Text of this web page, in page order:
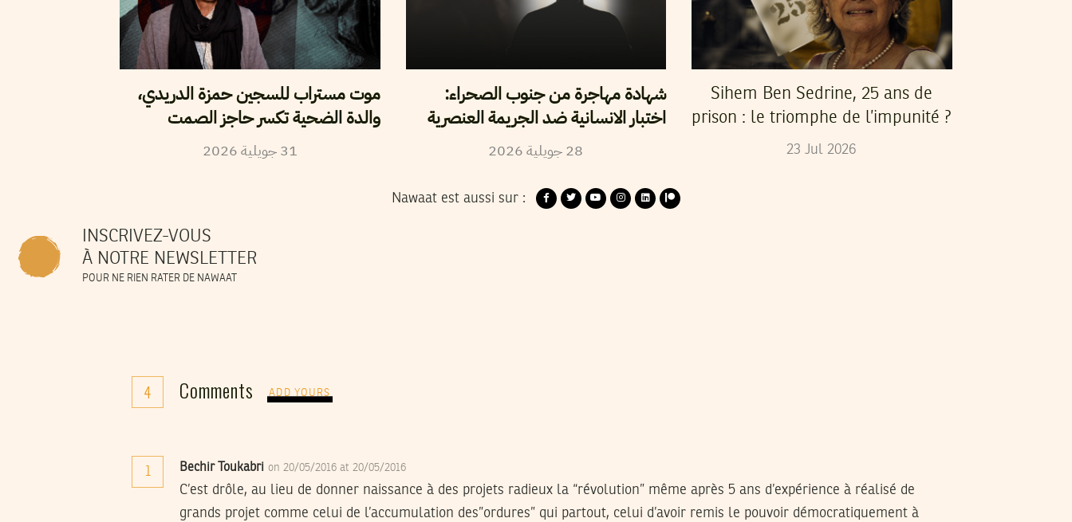
موت مستراب للسجين حمزة الدريدي،
والدة الضحية تكسر حاجز الصمت
31جويلية2026
شهادة مهاجرة من جنوب الصحراء:
اختبار الانسانية ضد الجريمة العنصرية
28جويلية 2026
Sihem Ben Sedrine, 25 ans de
prison : le triomphe de l’impunité ?
23 Jul 2026
Nawaat est aussi sur :
INSCRIVEZ-VOUS
À NOTRE NEWSLETTER
POUR NE RIEN RATER DE NAWAAT
4 Comments ADD YOURS
1 Bechir Toukabri on 20/05/2016 at 20/05/2016
C’est drôle, au lieu de donner naissance à des projets radieux la “révolution” même après 5 ans d’expérience à réalisé de
grands projet comme celui de l’accumulation des”ordures” qui partout, celui d’avoir remis le pouvoir démocratiquement à